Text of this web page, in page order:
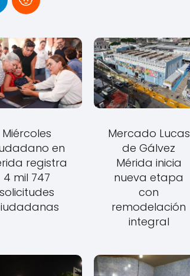
Miércoles
en
registra
4 mil 747
solicitudes
Mercado Lucas
de Gálvez
Mérida inicia
nueva etapa
con
remodelación
integral